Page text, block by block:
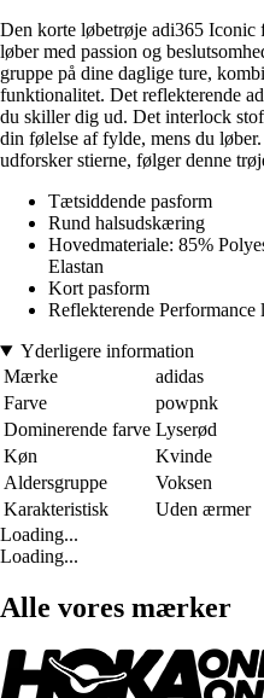
Den korte løbetrøje adi365 Iconic
løber med passion og
gruppe på dine daglige ture,
funktionalitet. Det reflekterende
du skiller dig ud. Det interlock
din følelse af fylde, mens du
udforsker stierne, følger denne
Tætsiddende pasform
Rund halsudskæring
Hovedmateriale: 85%
Elastan
Kort pasform
Reflekterende Performance
Yderligere information
Mærke
adidas
Farve
powpnk
Dominerende farve Lyserød
Køn
Kvinde
Aldersgruppe
Voksen
Karakteristisk
Uden ærmer
Loading...
Loading...
Alle vores mærker